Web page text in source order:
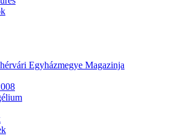
Egyházmegye Magazinja